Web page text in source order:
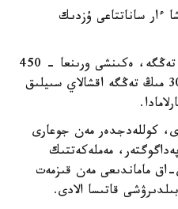
ءار ساناتتاعى ۇزدىك
- ءبىرىنشى ورىنعا - 600 مىڭ تەڭگە، ەكىنشى ورىنعا - 450
مىڭ تەڭگە، ءۇشىنشى ورىنعا 300 مىڭ تەڭگە اقشالاي سىيلىق
وقۋشىلارى، كوللەدجدەر مەن جوعارى
مەملەكەتتىك
اق ماماندىعى مەن قىزمەت
قاتىسا الادى.